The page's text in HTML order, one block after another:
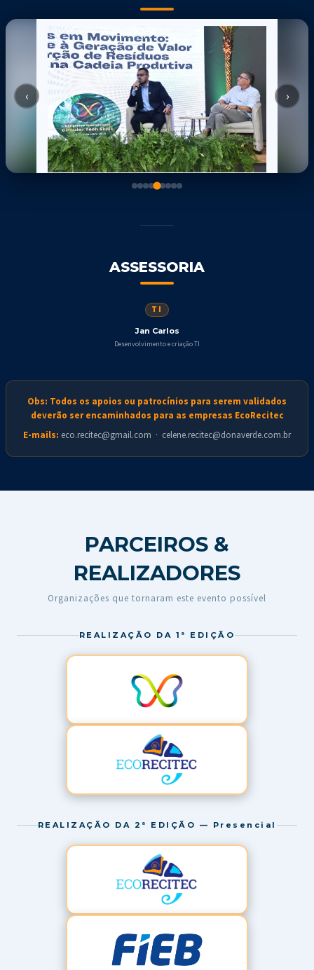
‹ ›
ASSESSORIA
TI
Jan Carlos
Desenvolvimento e criação TI
Obs: Todos os apoios ou patrocínios para serem validados
deverão ser encaminhados para as empresas EcoRecitec
E-mails: eco.recitec@gmail.com · celene.recitec@donaverde.com.br
PARCEIROS &
REALIZADORES
Organizações que tornaram este evento possível
REALIZAÇÃO DA 1ª EDIÇÃO
REALIZAÇÃO DA 2ª EDIÇÃO — Presencial